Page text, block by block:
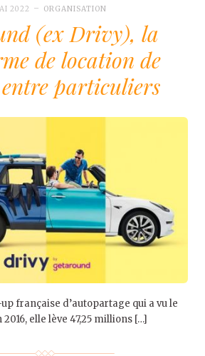
2022 ORGANISATION
(ex Drivy), la
de location de
particuliers
française d’autopartage qui a vu le
2016, elle lève 47,25 millions […]